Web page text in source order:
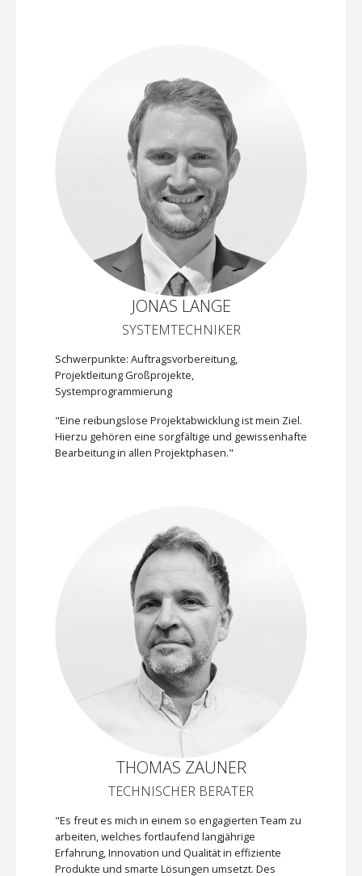
JONAS LANGE
SYSTEMTECHNIKER
Schwerpunkte: Auftragsvorbereitung,
Projektleitung Großprojekte,
Systemprogrammierung
"Eine reibungslose Projektabwicklung ist mein Ziel.
Hierzu gehören eine sorgfältige und gewissenhafte
Bearbeitung in allen Projektphasen."
THOMAS ZAUNER
TECHNISCHER BERATER
"Es freut es mich in einem so engagierten Team zu
arbeiten, welches fortlaufend langjährige
Erfahrung, Innovation und Qualität in effiziente
Produkte und smarte Lösungen umsetzt. Des